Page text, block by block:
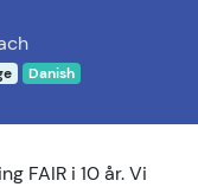
Danish
FAIR i 10 år. Vi